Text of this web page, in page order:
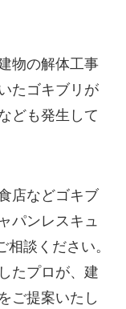
物の解体工事
たゴキブリが
ども発生して
店などゴキブ
パンレスキュ
相談ください。
たプロが、建
ご提案いたし